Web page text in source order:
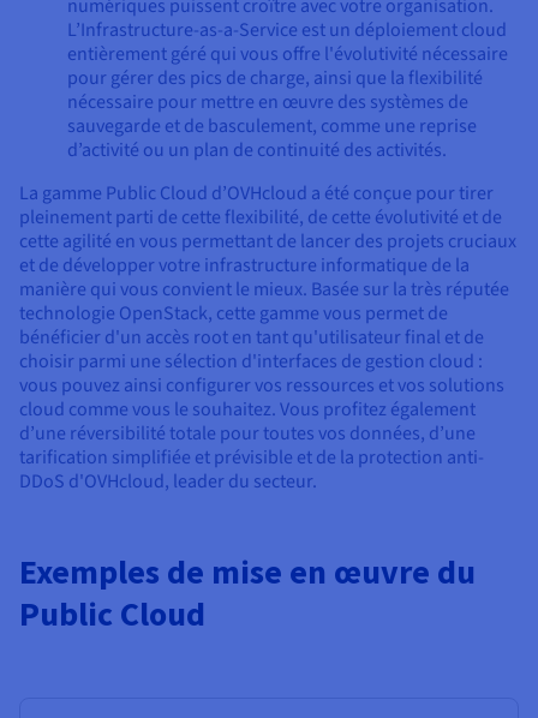
numériques puissent croître avec votre organisation.
L’Infrastructure-as-a-Service est un déploiement cloud
entièrement géré qui vous offre l'évolutivité nécessaire
pour gérer des pics de charge, ainsi que la flexibilité
nécessaire pour mettre en œuvre des systèmes de
sauvegarde et de basculement, comme une reprise
d’activité ou un plan de continuité des activités.
La gamme Public Cloud d’OVHcloud a été conçue pour tirer
pleinement parti de cette flexibilité, de cette évolutivité et de
cette agilité en vous permettant de lancer des projets cruciaux
et de développer votre infrastructure informatique de la
manière qui vous convient le mieux. Basée sur la très réputée
technologie OpenStack, cette gamme vous permet de
bénéficier d'un accès root en tant qu'utilisateur final et de
choisir parmi une sélection d'interfaces de gestion cloud :
vous pouvez ainsi configurer vos ressources et vos solutions
cloud comme vous le souhaitez. Vous profitez également
d’une réversibilité totale pour toutes vos données, d’une
tarification simplifiée et prévisible et de la protection anti-
DDoS d'OVHcloud, leader du secteur.
Exemples de mise en œuvre du
Public Cloud